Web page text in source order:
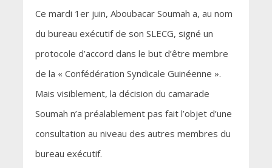
Ce mardi 1er juin, Aboubacar Soumah a, au nom
du bureau exécutif de son SLECG, signé un
protocole d’accord dans le but d’être membre
de la « Confédération Syndicale Guinéenne ».
Mais visiblement, la décision du camarade
Soumah n’a préalablement pas fait l’objet d’une
consultation au niveau des autres membres du
bureau exécutif.